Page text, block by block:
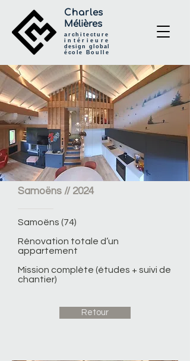
Charles
Mélières
architecture
intérieure
design global
école Boulle
Samoëns // 2024
Samoëns (74)
Rénovation totale d’un
appartement
Mission complète (études + suivi de
chantier)
Retour